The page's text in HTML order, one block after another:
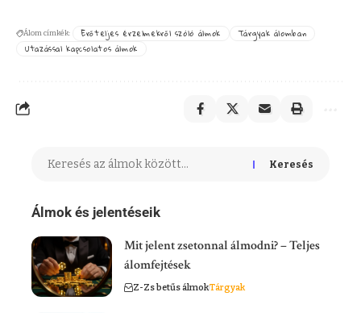
Álom címkék: Erőteljes érzelmekről szóló álmok
Tárgyak álomban
Utazással kapcsolatos álmok
Keresés
Álmok és jelentéseik
Mit jelent zsetonnal álmodni? – Teljes
álomfejtések
Z-Zs betűs álmokTárgyak